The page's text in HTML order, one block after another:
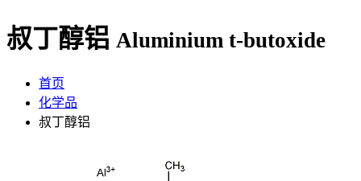
叔丁醇铝 Aluminium t-butoxide
首页
化学品
叔丁醇铝